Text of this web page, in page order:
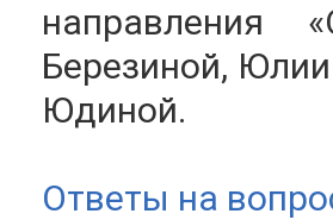
направления
Березиной,
Юдиной.
Ответы на